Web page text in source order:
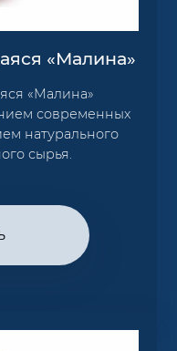
«Малина»
«Малина»
современных
натурального
сырья.